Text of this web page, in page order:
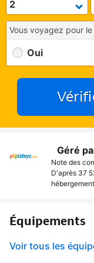
Vous voyagez pour
Oui
Géré
Note des
D'après 37
Équipements
Voir tous les